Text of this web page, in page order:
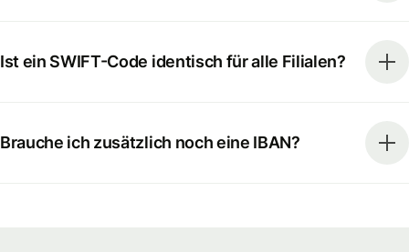
Ist ein SWIFT-Code identisch für alle Filialen?
Brauche ich zusätzlich noch eine IBAN?